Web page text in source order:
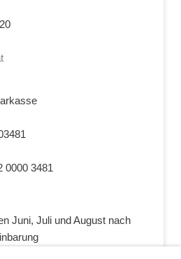
0000 3481
Juni, Juli und August nach